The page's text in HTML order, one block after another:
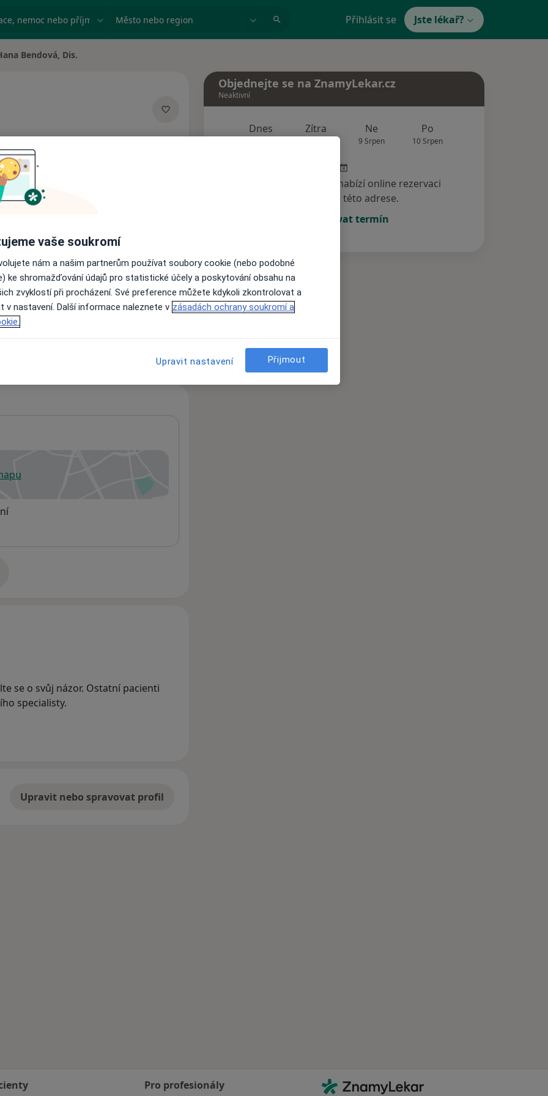
nemoc nebo příjmení Město nebo region Přihlásit se Jste lékař?
městaBendová, Dis.
Názory pacientů
nejsou k dispozici
informace o svých službách.
v nové záložce
se o svůj názor. Ostatní pacienti
specialisty.
Upravit nebo spravovat profil
Objednejte se na ZnamyLekar.cz
Neaktivní
Dnes Zítra Ne
9 Srpen
Po
10 Srpen
Tento specialista nenabízí online rezervaci
termínu na této adrese.
Rezervovat termín
Pro profesionály
Kontakt
ZnamyLekar - Hlavní stránka
vaše soukromí
nám a našim partnerům používat soubory cookie (nebo podobné
ke shromažďování údajů pro statistické účely a poskytování obsahu na
zvyklostí při procházení. Své preference můžete kdykoli zkontrolovat a
v nastavení. Další informace naleznete v zásadách ochrany soukromí a
Upravit nastavení Přijmout